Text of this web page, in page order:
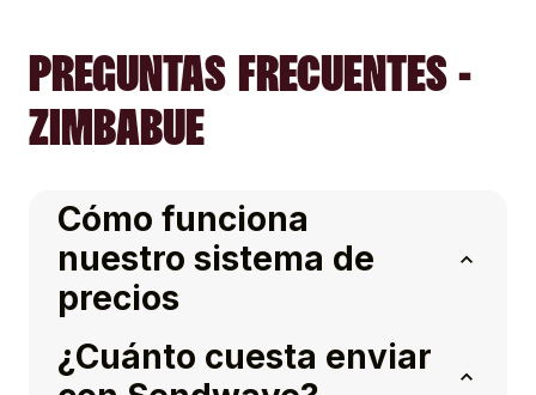
PREGUNTAS FRECUENTES -
ZIMBABUE
Cómo funciona
nuestro sistema de
precios
¿Cuánto cuesta enviar